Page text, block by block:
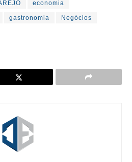
economia
gastronomia Negócios